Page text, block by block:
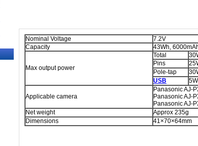
Nominal Voltage
7.2V
Capacity
43Wh,
Max output power
Total
Pins
Pole-tap
USB
Applicable camera
Panasonic AJ-
Panasonic AJ-
Panasonic AJ-
Net weight
Approx 235g
Dimensions
41×70×64mm